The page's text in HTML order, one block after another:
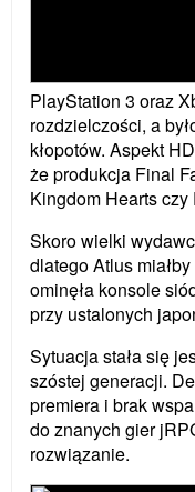
PlayStation 3 oraz
rozdzielczości, a
kłopotów. Aspekt
że produkcja Final
Kingdom Hearts czy
Skoro wielki
dlatego Atlus
ominęła konsole
przy ustalonych
Sytuacja stała się
szóstej generacji.
premiera i brak
do znanych gier
rozwiązanie.